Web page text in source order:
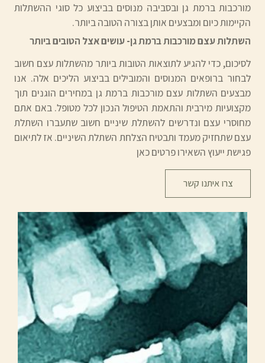
מורכבות ברמת גן ובסביבה מנוסים בביצוע כל סוגי ההשתלות
הקיימות כיום ומבצעים אותן בצורה הטובה ביותר.
השתלות עצם מורכבות ברמת גן- עושים אצל הטובים ביותר
לסיכום, כדי להגיע לתוצאות הטובות ביותר מהשתלות עצם חשוב
לבחור ברופאים המנוסים והמובילים בביצוע הליכים אלה. אנו
מבצעים השתלות עצם מורכבות ברמת גן במחירים הוגנים תוך
מקצועיות מירבית והתאמת הטיפול הנכון לכל מטופל. באם אתם
מחוסרי עצם ונדרשים להשתלת שיניים חשוב שתעברו השתלת
עצם שתחזיק מעמד ותבטיח הצלחת השתלת השיניים. אז לתיאום
פגישת ייעוץ השאירו פרטים כאן
צרו איתנו קשר